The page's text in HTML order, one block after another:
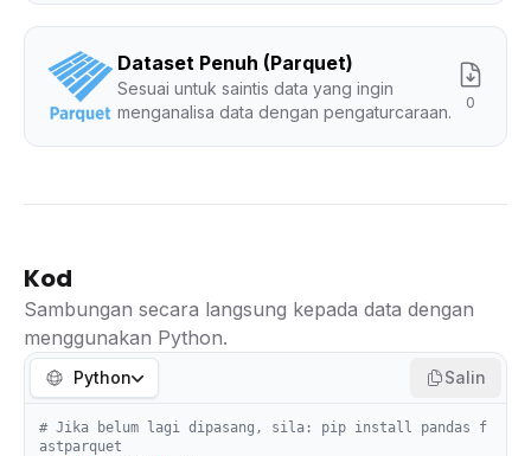
Dataset Penuh (Parquet)
Sesuai untuk saintis data yang ingin
menganalisa data dengan pengaturcaraan.
0
Kod
Sambungan secara langsung kepada data dengan
menggunakan Python.
Python Salin
# Jika belum lagi dipasang, sila: pip install pandas f
astparquet